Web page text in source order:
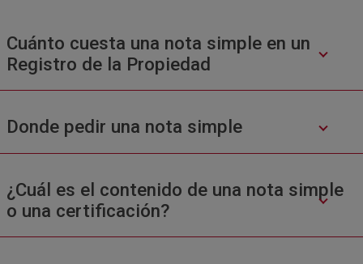
Cuánto cuesta una nota simple en un
Registro de la Propiedad
Donde pedir una nota simple
¿Cuál es el contenido de una nota simple
o una certificación?